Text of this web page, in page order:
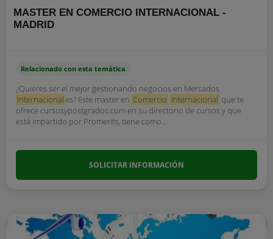
MASTER EN COMERCIO INTERNACIONAL -
MADRID
Relacionado con esta temática
¿Quieres ser el mejor gestionando negocios en Mercados
Internacional es? Este master en Comercio Internacional que te
ofrece cursosypostgrados.com en su directorio de cursos y que
está impartido por Promerits, tiene como...
SOLICITAR INFORMACIÓN